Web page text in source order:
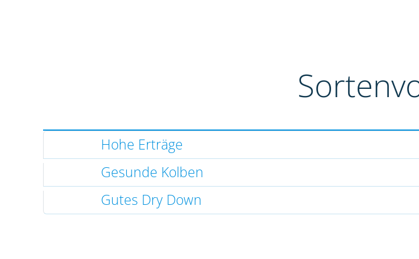
Hohe Erträge
Gesunde Kolben
Gutes Dry Down